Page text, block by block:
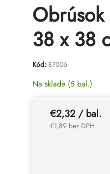
Obrúsok
38 x 38
Kód: 87006
Na sklade (5 bal.)
€2,32 / bal.
€1,89 bez DPH